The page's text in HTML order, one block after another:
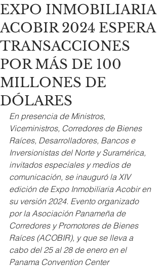
EXPO INMOBILIARIA
ACOBIR 2024 ESPERA
TRANSACCIONES
POR MÁS DE 100
MILLONES DE
DÓLARES
En presencia de Ministros,
Viceministros, Corredores de Bienes
Raíces, Desarrolladores, Bancos e
Inversionistas del Norte y Suramérica,
invitados especiales y medios de
comunicación, se inauguró la XIV
edición de Expo Inmobiliaria Acobir en
su versión 2024. Evento organizado
por la Asociación Panameña de
Corredores y Promotores de Bienes
Raíces (ACOBIR), y que se lleva a
cabo del 25 al 28 de enero en el
Panama Convention Center